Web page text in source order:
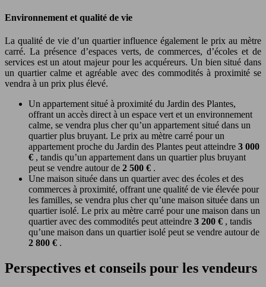
Environnement et qualité de vie
La qualité de vie d’un quartier influence également le prix au mètre
carré. La présence d’espaces verts, de commerces, d’écoles et de
services est un atout majeur pour les acquéreurs. Un bien situé dans
un quartier calme et agréable avec des commodités à proximité se
vendra à un prix plus élevé.
Un appartement situé à proximité du Jardin des Plantes,
offrant un accès direct à un espace vert et un environnement
calme, se vendra plus cher qu’un appartement situé dans un
quartier plus bruyant. Le prix au mètre carré pour un
appartement proche du Jardin des Plantes peut atteindre 3 000
€ , tandis qu’un appartement dans un quartier plus bruyant
peut se vendre autour de 2 500 € .
Une maison située dans un quartier avec des écoles et des
commerces à proximité, offrant une qualité de vie élevée pour
les familles, se vendra plus cher qu’une maison située dans un
quartier isolé. Le prix au mètre carré pour une maison dans un
quartier avec des commodités peut atteindre 3 200 € , tandis
qu’une maison dans un quartier isolé peut se vendre autour de
2 800 € .
Perspectives et conseils pour les vendeurs